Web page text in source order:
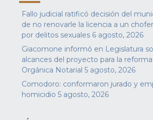
Fallo judicial ratificó decisión del
de no renovarle la licencia a un
por delitos sexuales 6 agosto, 2026
Giacomone informó en Legislatura
alcances del proyecto para la
Orgánica Notarial 5 agosto, 2026
Comodoro: conformaron jurado y
homicidio 5 agosto, 2026